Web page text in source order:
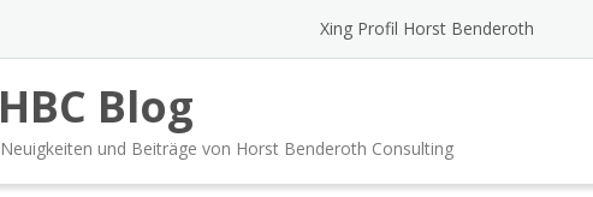
Xing Profil Horst Benderoth
HBC Blog
Neuigkeiten und Beiträge von Horst Benderoth Consulting